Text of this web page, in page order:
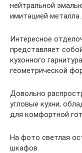
нейтральной
имитацией металла.
Интересное
представляет
кухонного
геометрической
Довольно
угловые кухни,
для комфортной
На фото светлая
шкафов.